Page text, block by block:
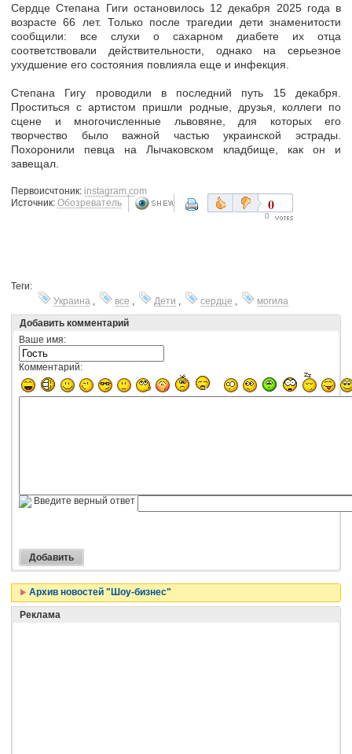
Сердце Степана Гиги остановилось 12 декабря 2025 года в
возрасте 66 лет. Только после трагедии дети знаменитости
сообщили: все слухи о сахарном диабете их отца
соответствовали действительности, однако на серьезное
ухудшение его состояния повлияла еще и инфекция.
Степана Гигу проводили в последний путь 15 декабря.
Проститься с артистом пришли родные, друзья, коллеги по
сцене и многочисленные львовяне, для которых его
творчество было важной частью украинской эстрады.
Похоронили певца на Лычаковском кладбище, как он и
завещал.
Первоисчтоник: instagram.com
Источник: Обозреватель 0
0
Теги:
Украина , все , Дети , сердце ,
могила
Добавить комментарий
Ваше имя:
Комментарий:
Введите верный ответ
Архив новостей "Шоу-бизнес"
Реклама